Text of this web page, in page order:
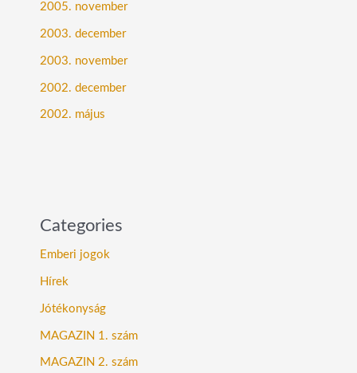
2005. november
2003. december
2003. november
2002. december
2002. május
Categories
Emberi jogok
Hírek
Jótékonyság
MAGAZIN 1. szám
MAGAZIN 2. szám